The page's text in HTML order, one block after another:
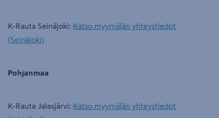
K-Rauta Seinäjoki: Katso myymälän yhteystiedot
(Seinäjoki)
Pohjanmaa
K-Rauta Jalasjärvi: Katso myymälän yhteystiedot